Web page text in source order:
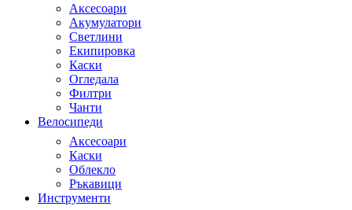
Аксесоари
Акумулатори
Светлини
Екипировка
Каски
Огледала
Филтри
Чанти
Велосипеди
Аксесоари
Каски
Облекло
Ръкавици
Инструменти